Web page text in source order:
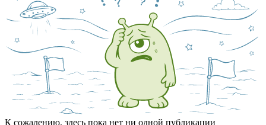
К сожалению, здесь пока нет ни одной публикации